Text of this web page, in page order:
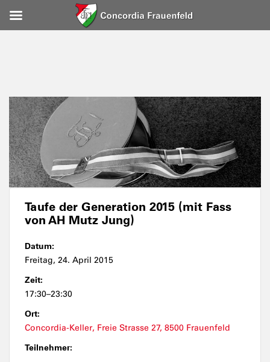
Taufe der Generation 2015 (mit Fass
von AH Mutz Jung)
Datum:
Freitag, 24. April 2015
Zeit:
17:30–23:30
Ort:
Concordia-Keller, Freie Strasse 27, 8500 Frauenfeld
Teilnehmer: